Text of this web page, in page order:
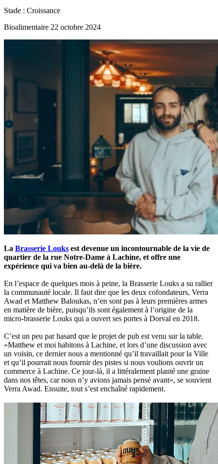
Stade : Croissance
Bioalimentaire 22 octobre 2024
La Brasserie Louks est devenue un incontournable de la vie de
quartier de la rue Notre-Dame à Lachine, et offre une
expérience qui va bien au-delà de la bière.
En l’espace de quelques mois à peine, la Brasserie Louks a su rallier
la communauté locale. Il faut dire que les deux cofondateurs, Verra
Awad et Matthew Baloukas, n’en sont pas à leurs premières armes
en matière de bière, puisqu’ils sont également à l’origine de la
micro-brasserie Louks qui a ouvert ses portes à Dorval en 2018.
C’est un peu par hasard que le projet de pub est venu sur la table.
«Matthew et moi habitons à Lachine, et lors d’une discussion avec
un voisin, ce dernier nous a mentionné qu’il travaillait pour la Ville
et qu’il pourrait nous fournir des pistes si nous voulions ouvrir un
commerce à Lachine. Ce jour-là, il a littéralement planté une graine
dans nos têtes, car nous n’y avions jamais pensé avant», se souvient
Verra Awad. Ensuite, tout s’est enchaîné rapidement.